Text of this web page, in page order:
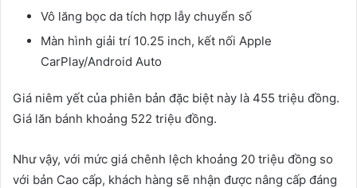
Vô lăng bọc da tích hợp lẫy chuyển số
Màn hình giải trí 10.25 inch, kết nối Apple
CarPlay/Android Auto
Giá niêm yết của phiên bản đặc biệt này là 455 triệu đồng.
Giá lăn bánh khoảng 522 triệu đồng.
Như vậy, với mức giá chênh lệch khoảng 20 triệu đồng so
với bản Cao cấp, khách hàng sẽ nhận được nâng cấp đáng